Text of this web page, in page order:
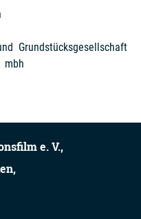
Grundstücksgesellschaft
mbh
e. V.,